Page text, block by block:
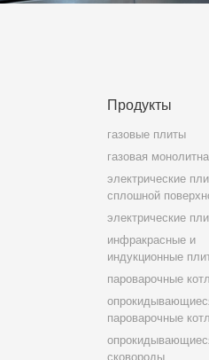
Продукты
газовые плиты
газовая
электрические
сплошной
электрические
инфракрасные и
индукционные
пароварочные
пароварочные
сковороды